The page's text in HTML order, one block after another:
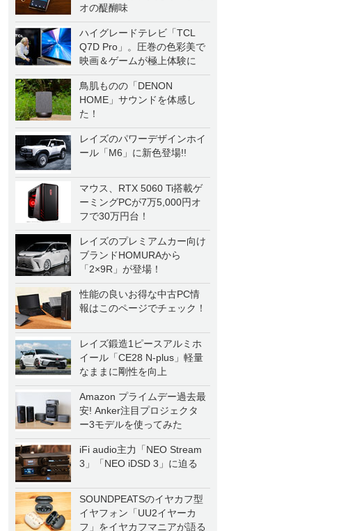
オの醍醐味
ハイグレードテレビ「TCL
Q7D Pro」。圧巻の色彩美で
映画＆ゲームが極上体験に
鳥肌ものの「DENON
HOME」サウンドを体感し
た！
レイズのパワーデザインホイ
ール「M6」に新色登場!!
マウス、RTX 5060 Ti搭載ゲ
ーミングPCが7万5,000円オ
フで30万円台！
レイズのプレミアムカー向け
ブランドHOMURAから
「2×9R」が登場！
性能の良いお得な中古PC情
報はこのページでチェック！
レイズ鍛造1ピースアルミホ
イール「CE28 N-plus」軽量
なままに剛性を向上
Amazon プライムデー過去最
安! Anker注目プロジェクタ
ー3モデルを使ってみた
iFi audio主力「NEO Stream
3」「NEO iDSD 3」に迫る
SOUNDPEATSのイヤカフ型
イヤフォン「UU2イヤーカ
フ」をイヤカフマニアが語る